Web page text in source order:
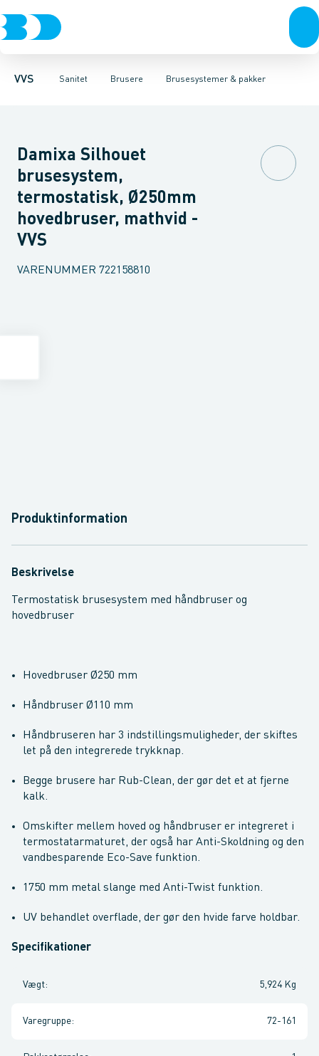
VVS Sanitet
Rør & fittingsPressfittings & rørKuglehaner & ventiler
Brusere
Toiletter, sæder og cisterner VaskeArmaturer Brusere
Brusesystemer & pakker
HåndbrusereBruseslanger BrusesætBrusestænger
Damixa Silhouet
brusesystem,
termostatisk, Ø250mm
hovedbruser, mathvid -
VVS
VARENUMMER 722158810
Produktinformation
Beskrivelse
Termostatisk brusesystem med håndbruser og
hovedbruser
Hovedbruser Ø250 mm
Håndbruser Ø110 mm
Håndbruseren har 3 indstillingsmuligheder, der skiftes
let på den integrerede trykknap.
Begge brusere har Rub-Clean, der gør det et at fjerne
kalk.
Omskifter mellem hoved og håndbruser er integreret i
termostatarmaturet, der også har Anti-Skoldning og den
vandbesparende Eco-Save funktion.
1750 mm metal slange med Anti-Twist funktion.
UV behandlet overflade, der gør den hvide farve holdbar.
Specifikationer
Vægt: 5,924 Kg
Varegruppe: 72-161